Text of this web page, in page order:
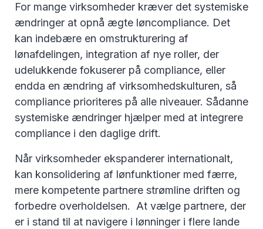
For mange virksomheder kræver det systemiske
ændringer at opnå ægte løncompliance. Det
kan indebære en omstrukturering af
lønafdelingen, integration af nye roller, der
udelukkende fokuserer på compliance, eller
endda en ændring af virksomhedskulturen, så
compliance prioriteres på alle niveauer. Sådanne
systemiske ændringer hjælper med at integrere
compliance i den daglige drift.
Når virksomheder ekspanderer internationalt,
kan konsolidering af lønfunktioner med færre,
mere kompetente partnere strømline driften og
forbedre overholdelsen. At vælge partnere, der
er i stand til at navigere i lønninger i flere lande